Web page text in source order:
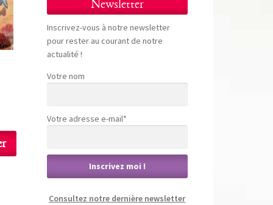
Newsletter
Inscrivez-vous à notre newsletter
pour rester au courant de notre
actualité !
Votre nom
Votre adresse e-mail*
Consultez notre dernière newsletter